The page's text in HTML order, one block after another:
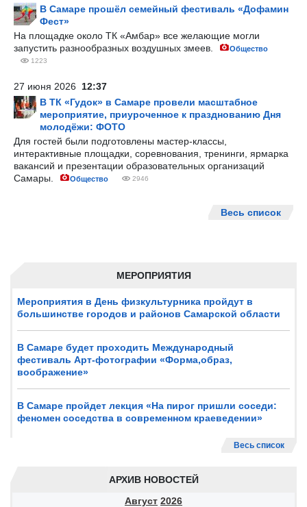
МЕРОПРИЯТИЯ
Мероприятия в День физкультурника пройдут в
большинстве городов и районов Самарской области
В Самаре будет проходить Международный
фестиваль Арт-фотографии «Форма,образ,
воображение»
В Самаре пройдет лекция «На пирог пришли соседи:
феномен соседства в современном краеведении»
Весь список
АРХИВ НОВОСТЕЙ
Август 2026
В Самаре прошёл семейный фестиваль «Дофамин
Фест»
На площадке около ТК «Амбар» все желающие могли
запустить разнообразных воздушных змеев.
Общество
1223
27 июня 2026 12:37
В ТК «Гудок» в Самаре провели масштабное
мероприятие, приуроченное к празднованию Дня
молодёжи: ФОТО
Для гостей были подготовлены мастер-классы,
интерактивные площадки, соревнования, тренинги, ярмарка
вакансий и презентации образовательных организаций
Самары.
Общество 2946
Весь список